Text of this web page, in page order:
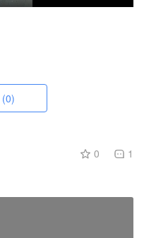
M
P
E
l
c
(0)
0 1